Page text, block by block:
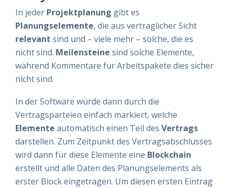
In jeder Projektplanung gibt es
Planungselemente, die aus vertraglicher Sicht
relevant sind und – viele mehr – solche, die es
nicht sind. Meilensteine sind solche Elemente,
während Kommentare für Arbeitspakete dies sicher
nicht sind.
In der Software würde dann durch die
Vertragsparteien einfach markiert, welche
Elemente automatisch einen Teil des Vertrags
darstellen. Zum Zeitpunkt des Vertragsabschlusses
wird dann für diese Elemente eine Blockchain
erstellt und alle Daten des Planungselements als
erster Block eingetragen. Um diesen ersten Eintrag